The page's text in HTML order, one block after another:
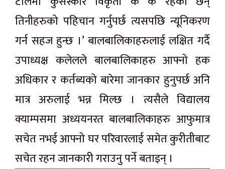
तिनीहरुको पहिचान गर्नुपर्छ त्यसपछि न्यूनिकरण
गर्न सहज हुन्छ ।’ बालबालिकाहरुलाई लक्षित गर्दै
उपाध्यक्ष कलेलले बालबालिकाहरु आफ्नो हक
अधिकार र कर्तब्यको बारेमा जानकार हुनुपर्छ अनि
मात्र अरुलाई भन्न मिल्छ । त्यसैले विद्यालय
क्याम्पसमा अध्ययनरत बालबालिकाहरु आफुमात्र
सचेत नभई आफ्नो घर परिवारलाई समेत कुरीतीबाट
सचेत रहन जानकारी गराउनु पर्ने बताइन् ।